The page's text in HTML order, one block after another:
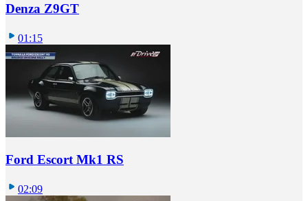
Denza Z9GT
01:15
Ford Escort Mk1 RS
02:09